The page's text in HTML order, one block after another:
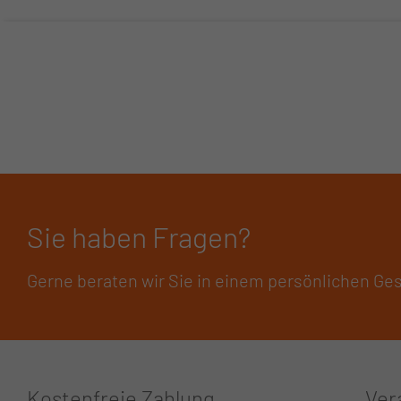
Sie haben Fragen?
Gerne beraten wir Sie in einem persönlichen